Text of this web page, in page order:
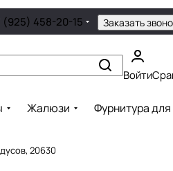
(925) 458-20-15 Заказать
Войти
Жалюзи Фурнитура
20630